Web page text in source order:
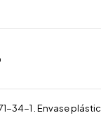
1 . Envase plástico